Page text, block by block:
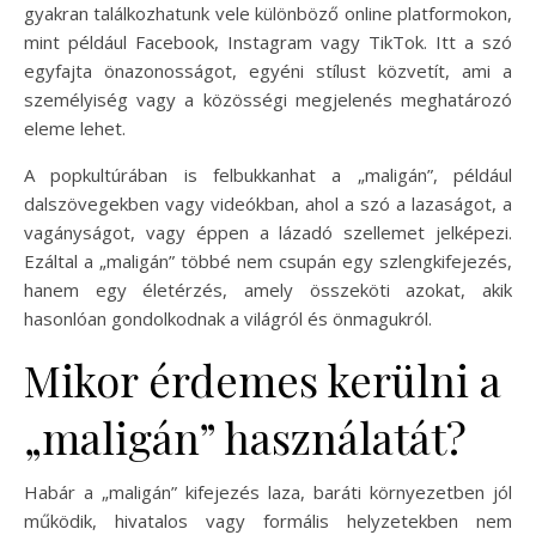
gyakran találkozhatunk vele különböző online platformokon,
mint például Facebook, Instagram vagy TikTok. Itt a szó
egyfajta önazonosságot, egyéni stílust közvetít, ami a
személyiség vagy a közösségi megjelenés meghatározó
eleme lehet.
A popkultúrában is felbukkanhat a „maligán”, például
dalszövegekben vagy videókban, ahol a szó a lazaságot, a
vagányságot, vagy éppen a lázadó szellemet jelképezi.
Ezáltal a „maligán” többé nem csupán egy szlengkifejezés,
hanem egy életérzés, amely összeköti azokat, akik
hasonlóan gondolkodnak a világról és önmagukról.
Mikor érdemes kerülni a
„maligán” használatát?
Habár a „maligán” kifejezés laza, baráti környezetben jól
működik, hivatalos vagy formális helyzetekben nem